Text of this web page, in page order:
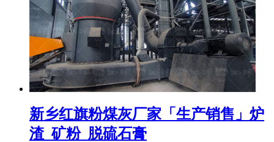
新乡红旗粉煤灰厂家「生产销售」炉
渣_矿粉_脱硫石膏